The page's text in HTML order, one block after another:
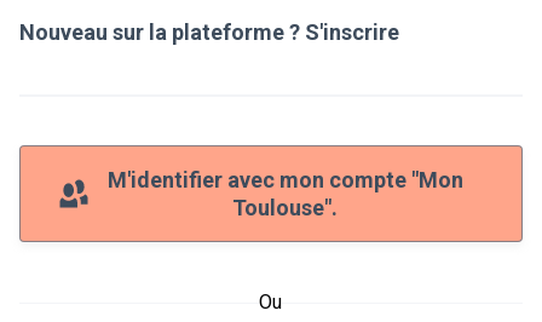
Nouveau sur la plateforme ? S'inscrire
M'identifier avec mon compte "Mon
Toulouse".
Ou